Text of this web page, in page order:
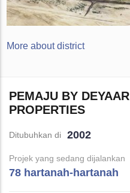
More about district
PEMAJU BY DEYAAR
PROPERTIES
Ditubuhkan di 2002
Projek yang sedang dijalankan
78 hartanah-hartanah